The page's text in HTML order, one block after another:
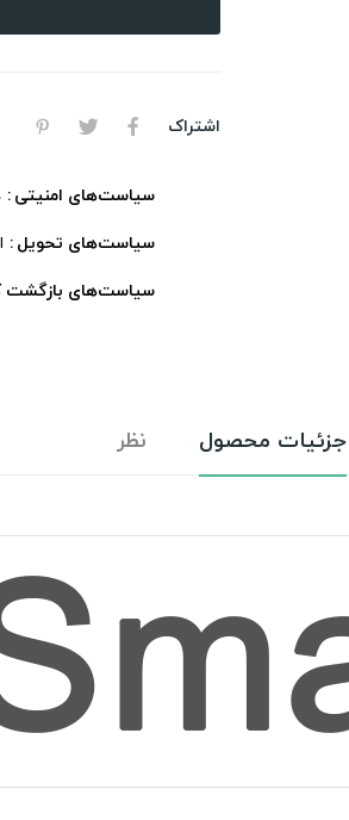
اشتراک
سیاست‌های امنیتی
سیاست‌های تحویل
سیاست‌های بازگشت
جزئیات محصول نظر